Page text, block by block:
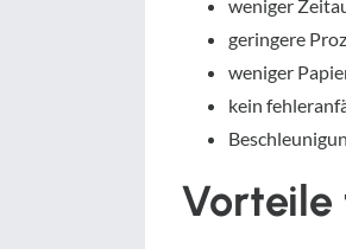
weniger
geringere
weniger
kein
Vorteile